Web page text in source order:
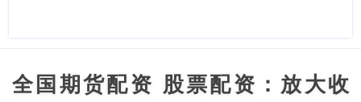
全国期货配资 股票配资：放大收